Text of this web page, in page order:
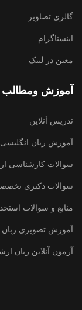
گالری تصاویر
اینستاگرام
معین در لینک
آموزش ومطالب
تدریس آنلاین
آموزش زبان
سوالات کارشناسی
سوالات دکتری
منابع و سوالات
آموزش تصویری زبان
آزمون آنلاین زبان